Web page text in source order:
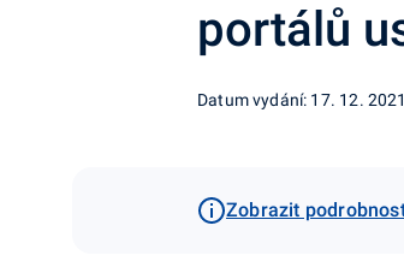
portálů
Datum vydání: 17. 12. 2021
Zobrazit